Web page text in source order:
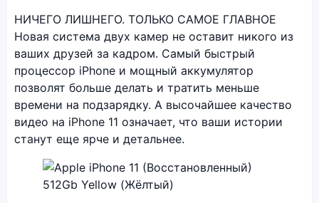
НИЧЕГО ЛИШНЕГО. ТОЛЬКО САМОЕ ГЛАВНОЕ
Новая система двух камер не оставит никого из
ваших друзей за кадром. Самый быстрый
процессор iPhone и мощный аккумулятор
позволят больше делать и тратить меньше
времени на подзарядку. А высочайшее качество
видео на iPhone 11 означает, что ваши истории
станут еще ярче и детальнее.